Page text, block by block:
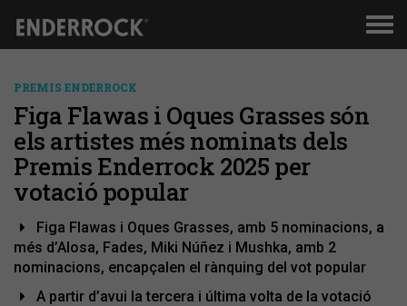
PREMIS ENDERROCK
Figa Flawas i Oques Grasses són
els artistes més nominats dels
Premis Enderrock 2025 per
votació popular
Figa Flawas i Oques Grasses, amb 5 nominacions, a
més d’Alosa, Fades, Miki Núñez i Mushka, amb 2
nominacions, encapçalen el rànquing del vot popular
A partir d’avui la tercera i última volta de la votació